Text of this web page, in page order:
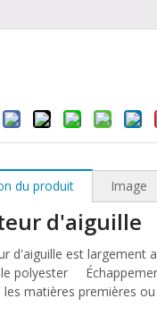
du produit Image
d'aiguille
d'aiguille est largement
polyester
les matières premières